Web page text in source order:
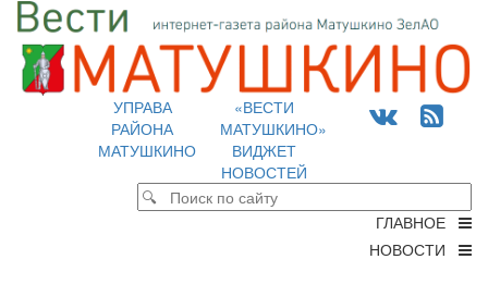
УПРАВА
РАЙОНА
МАТУШКИНО
«ВЕСТИ
МАТУШКИНО»
ВИДЖЕТ
НОВОСТЕЙ
ГЛАВНОЕ
НОВОСТИ